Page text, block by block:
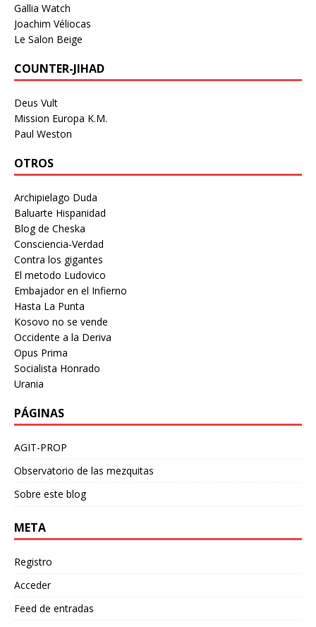
Gallia Watch
Joachim Véliocas
Le Salon Beige
COUNTER-JIHAD
Deus Vult
Mission Europa K.M.
Paul Weston
OTROS
Archipielago Duda
Baluarte Hispanidad
Blog de Cheska
Consciencia-Verdad
Contra los gigantes
El metodo Ludovico
Embajador en el Infierno
Hasta La Punta
Kosovo no se vende
Occidente a la Deriva
Opus Prima
Socialista Honrado
Urania
PÁGINAS
AGIT-PROP
Observatorio de las mezquitas
Sobre este blog
META
Registro
Acceder
Feed de entradas